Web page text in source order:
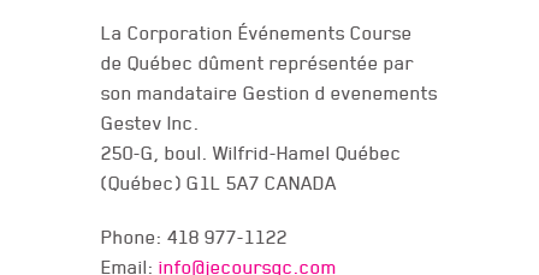
La Corporation Événements Course
de Québec dûment représentée par
son mandataire Gestion d evenements
Gestev Inc.
250-G, boul. Wilfrid-Hamel Québec
(Québec) G1L 5A7 CANADA
Phone: 418 977-1122
Email: info@jecoursqc.com